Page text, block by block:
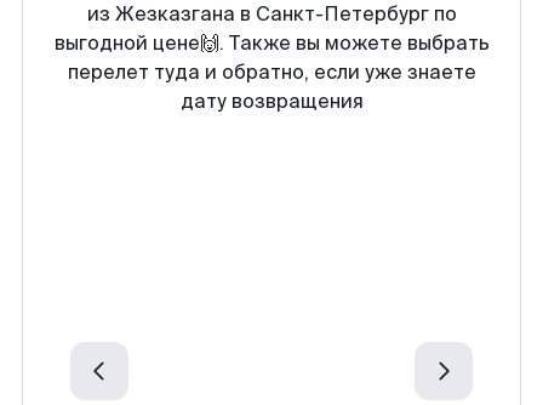
из Жезказгана в Санкт-Петербург по
выгодной цене🙌. Также вы можете выбрать
перелет туда и обратно, если уже знаете
дату возвращения